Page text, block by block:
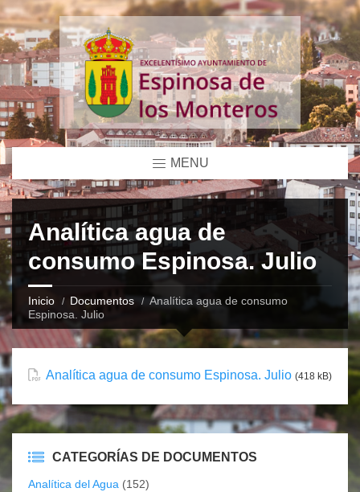
MENU
Analítica agua de
consumo Espinosa. Julio
Inicio Documentos
Analítica agua de consumo
Espinosa. Julio
Analítica agua de consumo Espinosa. Julio (418 kB)
CATEGORÍAS DE DOCUMENTOS
Analítica del Agua (152)